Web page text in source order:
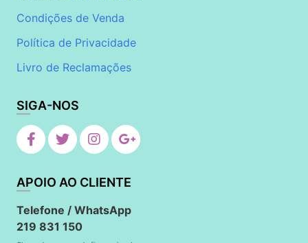
Condições de Venda
Política de Privacidade
Livro de Reclamações
SIGA-NOS
APOIO AO CLIENTE
Telefone / WhatsApp
219 831 150